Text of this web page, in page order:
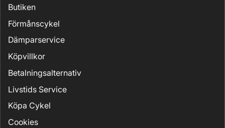
Butiken
Förmånscykel
Dämparservice
Köpvillkor
Betalningsalternativ
Livstids Service
Köpa Cykel
Cookies